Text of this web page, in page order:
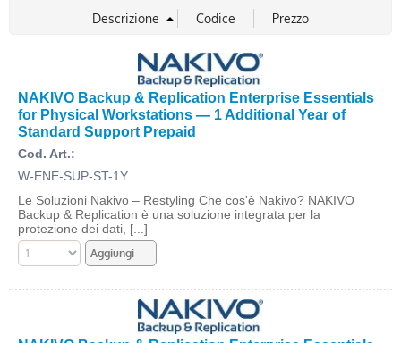
Certificazioni
Newsletter
PROMO ATTIVE
NAKIVO Backup & Replication Enterprise Essentials
for Physical Workstations — 1 Additional Year of
Standard Support Prepaid
Cod. Art.:
W-ENE-SUP-ST-1Y
Le Soluzioni Nakivo – Restyling Che cos'è Nakivo? NAKIVO
Backup & Replication è una soluzione integrata per la
protezione dei dati, [...]